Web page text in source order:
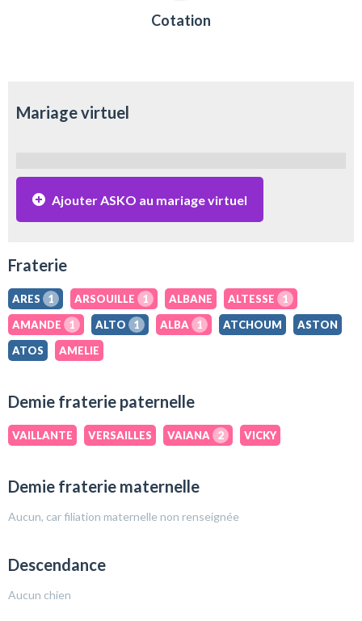
Cotation
Mariage virtuel
Ajouter ASKO au mariage virtuel
Fraterie
ARES 1 ARSOUILLE 1 ALBANE ALTESSE
1
AMANDE
1 ALTO 1 ALBA 1 ATCHOUM
ASTON
ATOS
AMELIE
Demie fraterie paternelle
VAILLANTE VERSAILLES VAIANA 2 VICKY
Demie fraterie maternelle
Aucun, car filiation maternelle non renseignée
Descendance
Aucun chien